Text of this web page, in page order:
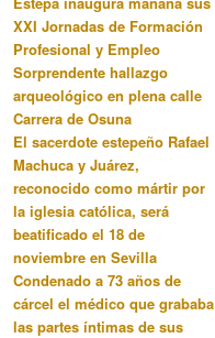
XXI Jornadas de Formación
Profesional y Empleo
Sorprendente hallazgo
arqueológico en plena calle
Carrera de Osuna
El sacerdote estepeño Rafael
Machuca y Juárez,
reconocido como mártir por
la iglesia católica, será
beatificado el 18 de
noviembre en Sevilla
Condenado a 73 años de
cárcel el médico que grababa
las partes íntimas de sus